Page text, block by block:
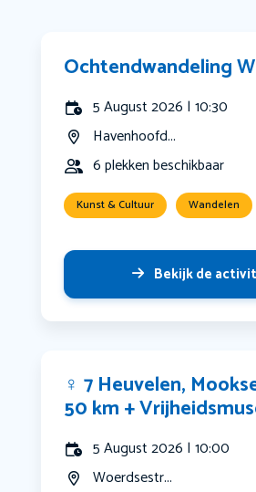
Ochtendwandeling
5 August 2026 | 10:30
Havenhoofd...
6 plekken beschikbaar
Kunst & Cultuur Wandelen
Bekijk de
‍♀️ 7 Heuvelen,
50 km +
5 August 2026 | 10:00
Woerdsestr...